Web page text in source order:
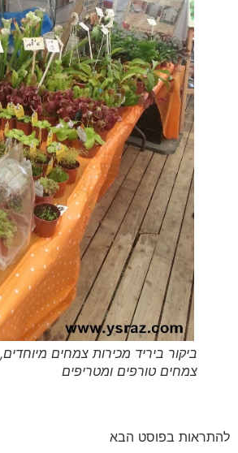
ביקור ביריד מכירות צמחים מיוחדים,
צמחים טורפים ומטריפים
בפוסט הבא